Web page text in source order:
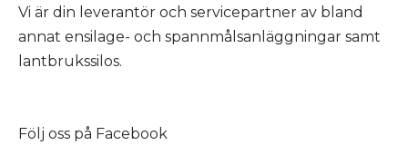
Vi är din leverantör och servicepartner av bland
annat ensilage- och spannmålsanläggningar samt
lantbrukssilos.
Följ oss på Facebook